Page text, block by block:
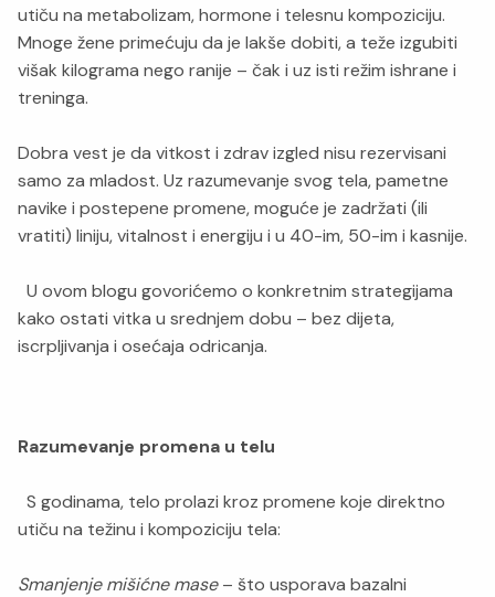
utiču na metabolizam, hormone i telesnu kompoziciju.
Mnoge žene primećuju da je lakše dobiti, a teže izgubiti
višak kilograma nego ranije – čak i uz isti režim ishrane i
treninga.
Dobra vest je da vitkost i zdrav izgled nisu rezervisani
samo za mladost. Uz razumevanje svog tela, pametne
navike i postepene promene, moguće je zadržati (ili
vratiti) liniju, vitalnost i energiju i u 40-im, 50-im i kasnije.
U ovom blogu govorićemo o konkretnim strategijama
kako ostati vitka u srednjem dobu – bez dijeta,
iscrpljivanja i osećaja odricanja.
Razumevanje promena u telu
S godinama, telo prolazi kroz promene koje direktno
utiču na težinu i kompoziciju tela:
Smanjenje mišićne mase– što usporava bazalni